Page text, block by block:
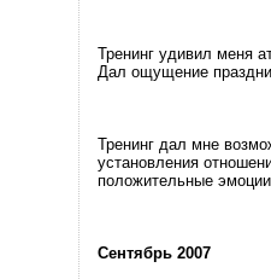
Тренинг удивил меня
Дал ощущение
Тренинг дал мне
установления
положительные
Сентябрь 2007